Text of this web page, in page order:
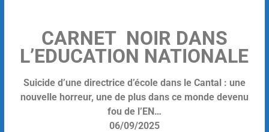
CARNET NOIR DANS
L’EDUCATION NATIONALE
Suicide d’une directrice d’école dans le Cantal : une
nouvelle horreur, une de plus dans ce monde devenu
fou de l’EN…
06/09/2025